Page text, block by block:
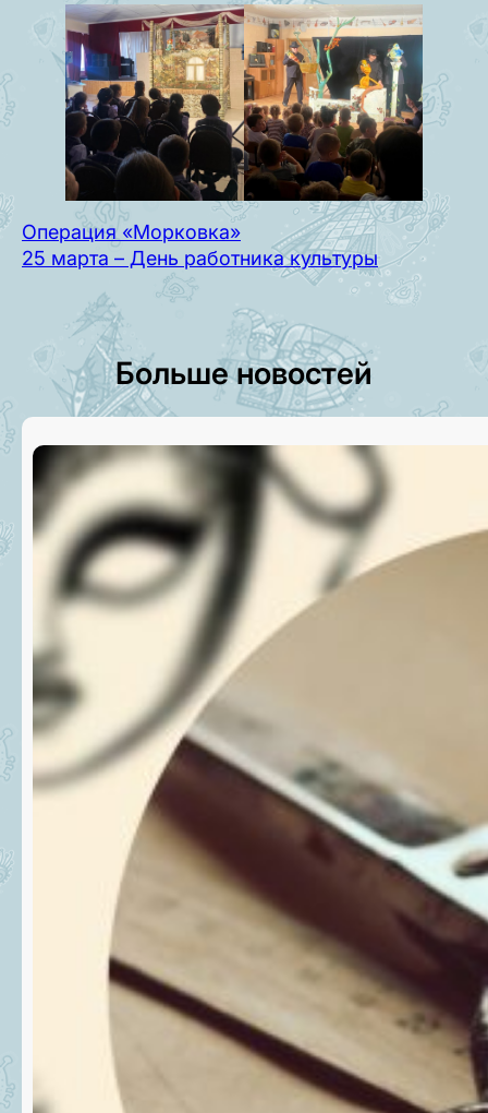
Операция «Морковка»
25 марта – День работника культуры
Больше новостей